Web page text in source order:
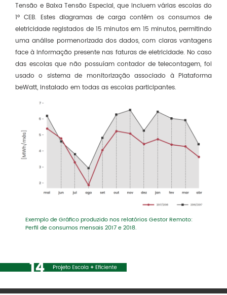
Tensão e Baixa Tensão Especial, que incluem várias escolas do
1º CEB. Estes diagramas de carga contêm os consumos de
eletricidade registados de 15 minutos em 15 minutos, permitindo
uma análise pormenorizada dos dados, com claras vantagens
face à informação presente nas faturas de eletricidade. No caso
das escolas que não possuíam contador de telecontagem, foi
usado o sistema de monitorização associado à Plataforma
beWatt, instalado em todas as escolas participantes.
Exemplo de Gráfico produzido nos relatórios Gestor Remoto:
Perfil de consumos mensais 2017 e 2018.